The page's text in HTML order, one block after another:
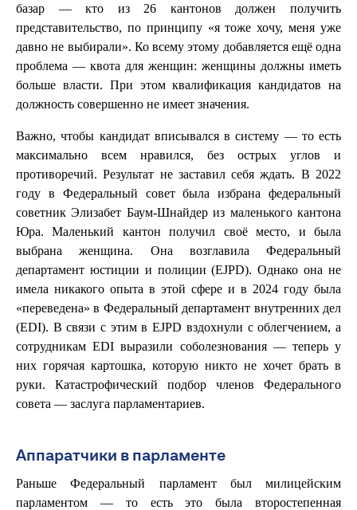
базар — кто из 26 кантонов должен получить
представительство, по принципу «я тоже хочу, меня уже
давно не выбирали». Ко всему этому добавляется ещё одна
проблема — квота для женщин: женщины должны иметь
больше власти. При этом квалификация кандидатов на
должность совершенно не имеет значения.
Важно, чтобы кандидат вписывался в систему — то есть
максимально всем нравился, без острых углов и
противоречий. Результат не заставил себя ждать. В 2022
году в Федеральный совет была избрана федеральный
советник Элизабет Баум-Шнайдер из маленького кантона
Юра. Маленький кантон получил своё место, и была
выбрана женщина. Она возглавила Федеральный
департамент юстиции и полиции (EJPD). Однако она не
имела никакого опыта в этой сфере и в 2024 году была
«переведена» в Федеральный департамент внутренних дел
(EDI). В связи с этим в EJPD вздохнули с облегчением, а
сотрудникам EDI выразили соболезнования — теперь у
них горячая картошка, которую никто не хочет брать в
руки. Катастрофический подбор членов Федерального
совета — заслуга парламентариев.
Аппаратчики в парламенте
Раньше Федеральный парламент был милицейским
парламентом — то есть это была второстепенная